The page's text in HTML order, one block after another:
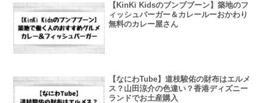
【KinKi Kidsのブンブブーン】築地のフ
ィッシュバーガー＆カレールーおかわり
無料のカレー屋さん
【なにわTube】道枝駿佑の財布はエルメ
ス？山田涼介の色違い？香港ディズニー
ランドでお土産購入